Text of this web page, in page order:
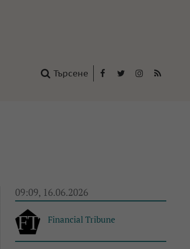
Търсене
09:09, 16.06.2026
Financial Tribune